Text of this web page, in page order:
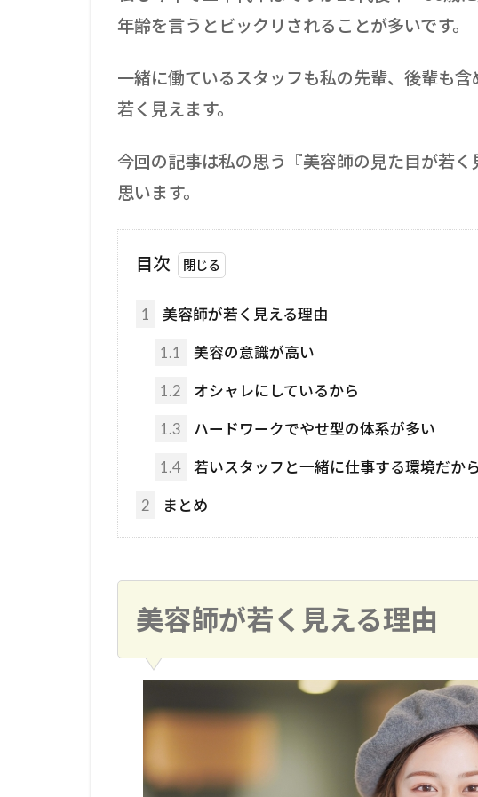
年齢を言うとビックリされることが多いです。
一緒に働ているスタッフも私の先輩、後輩も
若く見えます。
今回の記事は私の思う『美容師の見た目が若く
思います。
目次
1 美容師が若く見える理由
1.1 美容の意識が高い
1.2 オシャレにしているから
1.3 ハードワークでやせ型の体系が多い
1.4 若いスタッフと一緒に仕事する環境だから
2 まとめ
美容師が若く見える理由